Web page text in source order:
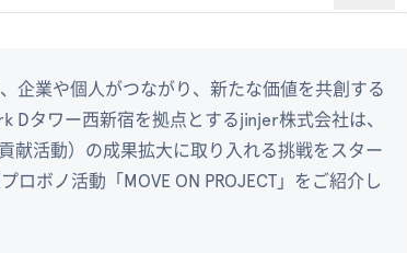
企業や個人がつながり、新たな価値を共創する
Dタワー西新宿を拠点とするjinjer株式会社は、
献活動）の成果拡大に取り入れる挑戦をスター
ボノ活動「MOVE ON PROJECT」をご紹介し